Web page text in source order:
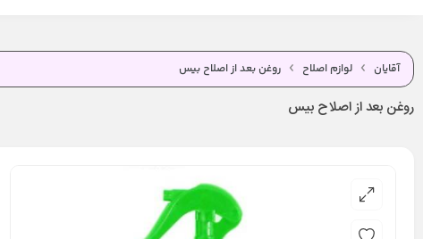
آقایان لوازم اصلاح روغن بعد از اصلاح بیس
روغن بعد از اصلاح بیس